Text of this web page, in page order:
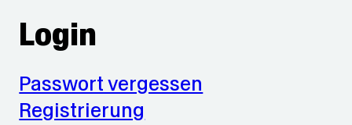
Login
Passwort vergessen
Registrierung